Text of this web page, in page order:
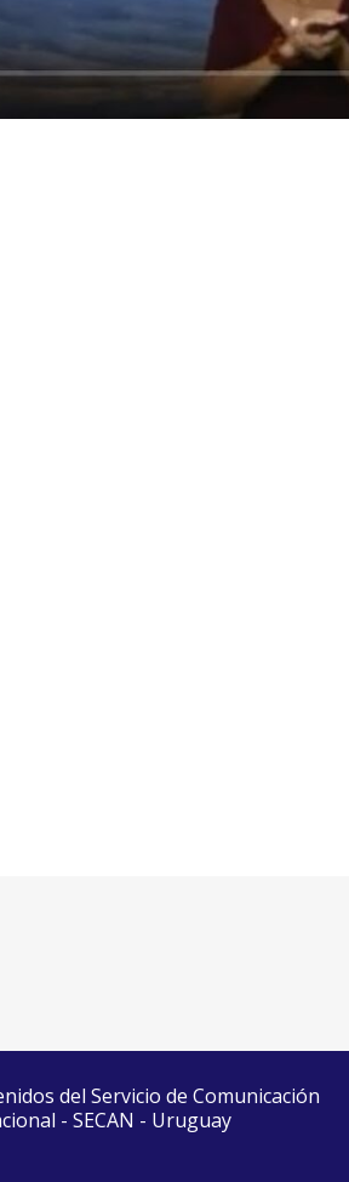
del Servicio de Comunicación
- SECAN - Uruguay